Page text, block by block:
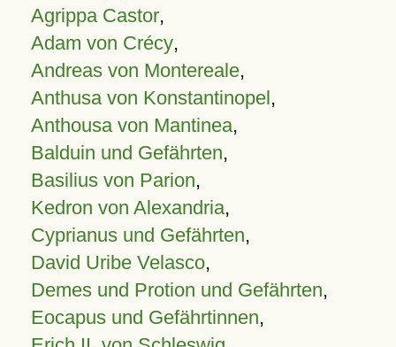
Agrippa Castor,
Adam von Crécy,
Andreas von Montereale,
Anthusa von Konstantinopel,
Anthousa von Mantinea,
Balduin und Gefährten,
Basilius von Parion,
Kedron von Alexandria,
Cyprianus und Gefährten,
David Uribe Velasco,
Demes und Protion und Gefährten,
Eocapus und Gefährtinnen,